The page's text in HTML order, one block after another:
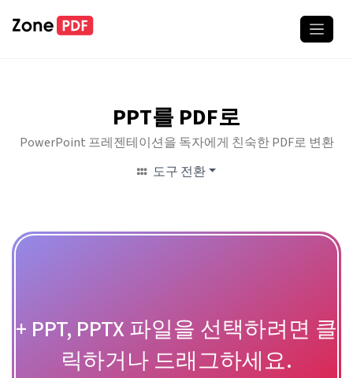
PPT를 PDF로
PowerPoint 프레젠테이션을 독자에게 친숙한 PDF로 변환
도구 전환
+ PPT, PPTX 파일을 선택하려면 클
릭하거나 드래그하세요.